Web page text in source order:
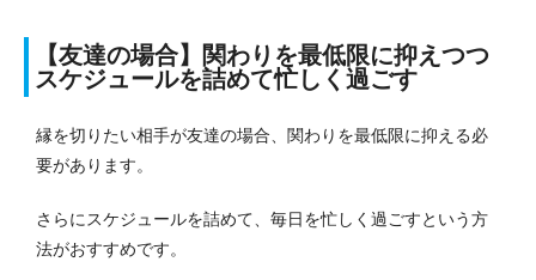
【友達の場合】関わりを最低限に抑えつつ
スケジュールを詰めて忙しく過ごす
縁を切りたい相手が友達の場合、関わりを最低限に抑える必
要があります。
さらにスケジュールを詰めて、毎日を忙しく過ごすという方
法がおすすめです。